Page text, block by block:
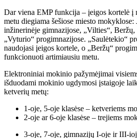
Dar viena EMP funkcija – įeigos kortelė į
metu diegiama šešiose miesto
inžinerinėje gimnazijose, „Vilties“, Beržų,
„Vyturio“ progimnazijose. „Saulėtekio“
naudojasi įeigos kortele, o „Beržų“
funkcionuoti artimiausiu metu.
Elektroniniai mokinio pažymėjimai
išduodami mokinio ugdymosi įstaigoje
ketverių metų:
1-oje, 5-oje klasėse – ketveriems
2-oje ar 6-oje klasėse – trejiems
3-oje, 7-oje, gimnazijų I-oje ir III-